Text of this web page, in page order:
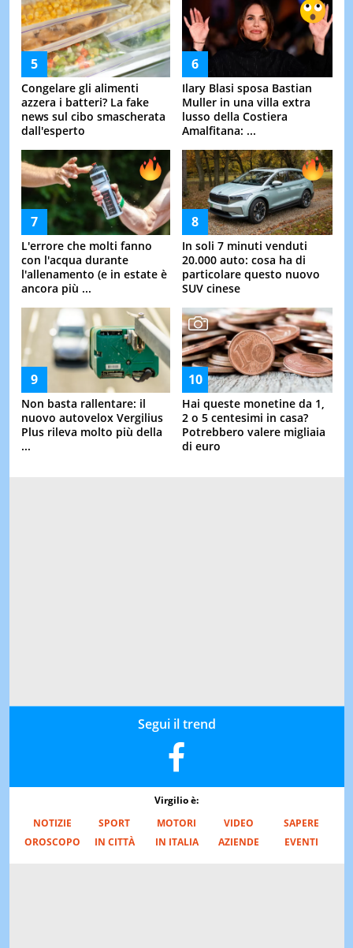
Congelare gli alimenti
azzera i batteri? La fake
news sul cibo smascherata
dall'esperto
Ilary Blasi sposa Bastian
Muller in una villa extra
lusso della Costiera
Amalfitana: ...
L'errore che molti fanno
con l'acqua durante
l'allenamento (e in estate è
ancora più ...
In soli 7 minuti venduti
20.000 auto: cosa ha di
particolare questo nuovo
SUV cinese
Non basta rallentare: il
nuovo autovelox Vergilius
Plus rileva molto più della
...
Hai queste monetine da 1,
2 o 5 centesimi in casa?
Potrebbero valere migliaia
di euro
Segui il trend
Virgilio è:
NOTIZIE
SPORT MOTORI VIDEO
SAPERE
OROSCOPO
IN CITTÀ IN ITALIA AZIENDE EVENTI